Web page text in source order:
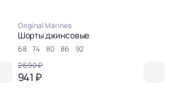
Original Marines
Шорты джинсовые
68 74 80 86
92
2 690 ₽
941 ₽